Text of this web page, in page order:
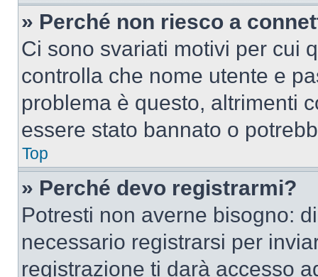
» Perché non riesco a
Ci sono svariati motivi per cui
controlla che nome utente e
problema è questo, altrimenti
essere stato bannato o
Top
» Perché devo registrarmi?
Potresti non averne bisogno:
necessario registrarsi per
registrazione ti darà accesso